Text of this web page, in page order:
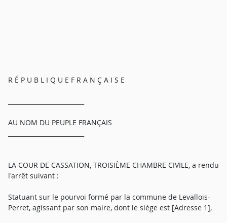
R É P U B L I Q U E F R A N Ç A I S E
AU NOM DU PEUPLE FRANÇAIS
LA COUR DE CASSATION, TROISIÈME CHAMBRE CIVILE, a rendu
l'arrêt suivant :
Statuant sur le pourvoi formé par la commune de Levallois-
Perret, agissant par son maire, dont le siège est [Adresse 1],